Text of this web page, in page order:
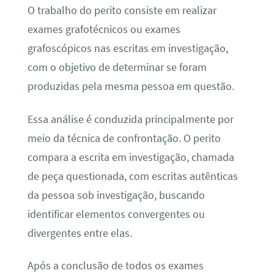
O trabalho do perito consiste em realizar
exames grafotécnicos ou exames
grafoscópicos nas escritas em investigação,
com o objetivo de determinar se foram
produzidas pela mesma pessoa em questão.
Essa análise é conduzida principalmente por
meio da técnica de confrontação. O perito
compara a escrita em investigação, chamada
de peça questionada, com escritas autênticas
da pessoa sob investigação, buscando
identificar elementos convergentes ou
divergentes entre elas.
Após a conclusão de todos os exames